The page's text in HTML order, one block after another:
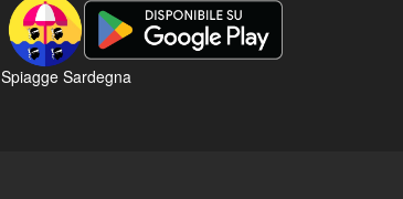
Spiagge Sardegna